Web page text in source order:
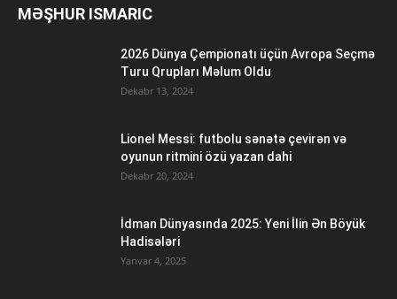
MƏŞHUR ISMARIC
2026 Dünya Çempionatı üçün Avropa Seçmə
Turu Qrupları Məlum Oldu
Dekabr 13, 2024
Lionel Messi: futbolu sənətə çevirən və
oyunun ritmini özü yazan dahi
Dekabr 20, 2024
İdman Dünyasında 2025: Yeni İlin Ən Böyük
Hadisələri
Yanvar 4, 2025